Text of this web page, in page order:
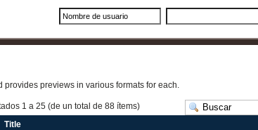
previews in various formats for each.
1 a 25 (de un total de 88 ítems)
Title